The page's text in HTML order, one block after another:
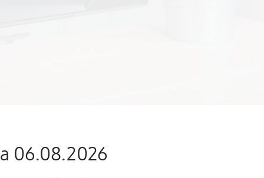
06.08.2026